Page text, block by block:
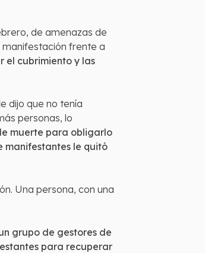
de amenazas de
frente a
el cubrimiento y las
dijo que no tenía
personas, lo
muerte para obligarlo
manifestantes le quitó
Una persona, con una
grupo de gestores de
para recuperar